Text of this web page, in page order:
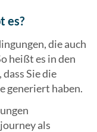
es?
die auch
heißt es in den
, dass Sie die
generiert haben.
als